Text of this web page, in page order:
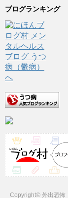
ブログランキング
Copyright© 外出恐怖